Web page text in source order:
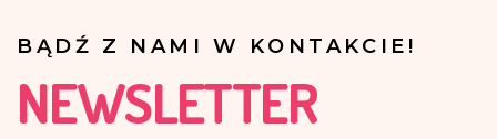
BĄDŹ Z NAMI W KONTAKCIE!
NEWSLETTER